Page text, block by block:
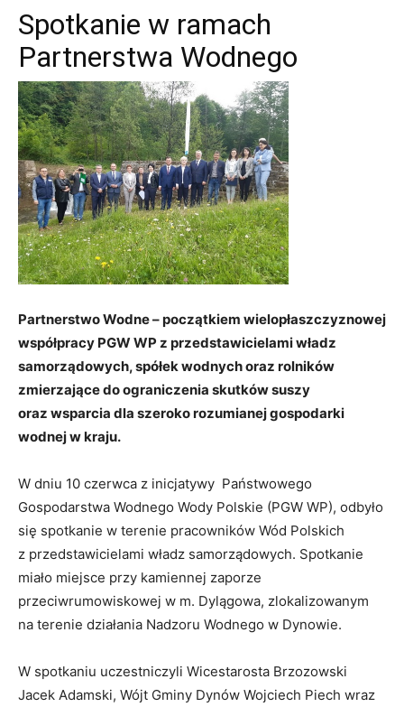
Spotkanie w ramach
Partnerstwa Wodnego
Partnerstwo Wodne – początkiem wielopłaszczyznowej
współpracy PGW WP z przedstawicielami władz
samorządowych, spółek wodnych oraz rolników
zmierzające do ograniczenia skutków suszy
oraz wsparcia dla szeroko rozumianej gospodarki
wodnej w kraju.
W dniu 10 czerwca z inicjatywy Państwowego
Gospodarstwa Wodnego Wody Polskie (PGW WP), odbyło
się spotkanie w terenie pracowników Wód Polskich
z przedstawicielami władz samorządowych. Spotkanie
miało miejsce przy kamiennej zaporze
przeciwrumowiskowej w m. Dylągowa, zlokalizowanym
na terenie działania Nadzoru Wodnego w Dynowie.
W spotkaniu uczestniczyli Wicestarosta Brzozowski
Jacek Adamski, Wójt Gminy Dynów Wojciech Piech wraz